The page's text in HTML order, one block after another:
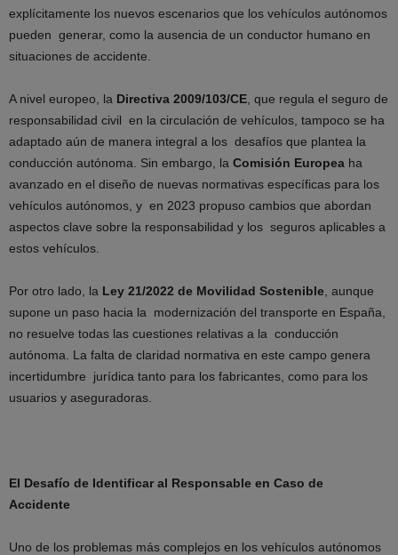
explícitamente los nuevos escenarios que los vehículos autónomos
pueden generar, como la ausencia de un conductor humano en
situaciones de accidente.
A nivel europeo, la Directiva 2009/103/CE , que regula el seguro de
responsabilidad civil en la circulación de vehículos, tampoco se ha
adaptado aún de manera integral a los desafíos que plantea la
conducción autónoma. Sin embargo, la Comisión Europea ha
avanzado en el diseño de nuevas normativas específicas para los
vehículos autónomos, y en 2023 propuso cambios que abordan
aspectos clave sobre la responsabilidad y los seguros aplicables a
estos vehículos.
Por otro lado, la Ley 21/2022 de Movilidad Sostenible , aunque
supone un paso hacia la modernización del transporte en España,
no resuelve todas las cuestiones relativas a la conducción
autónoma. La falta de claridad normativa en este campo genera
incertidumbre jurídica tanto para los fabricantes, como para los
usuarios y aseguradoras.
El Desafío de Identificar al Responsable en Caso de
Accidente
Uno de los problemas más complejos en los vehículos autónomos